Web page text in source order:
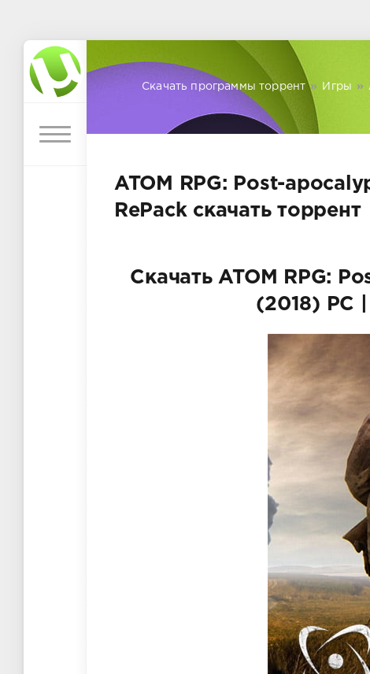
Скачать программы торрент » Игры »
ATOM RPG: Post-
RePack скачать торрент
Скачать ATOM RPG:
(2018) PC